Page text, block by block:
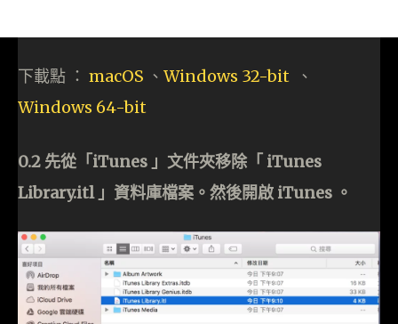
下載點 ： macOS 、 Windows 32-bit 、
Windows 64-bit
0.2 先從「iTunes 」文件夾移除「 iTunes
Library.itl 」資料庫檔案。然後開啟 iTunes 。